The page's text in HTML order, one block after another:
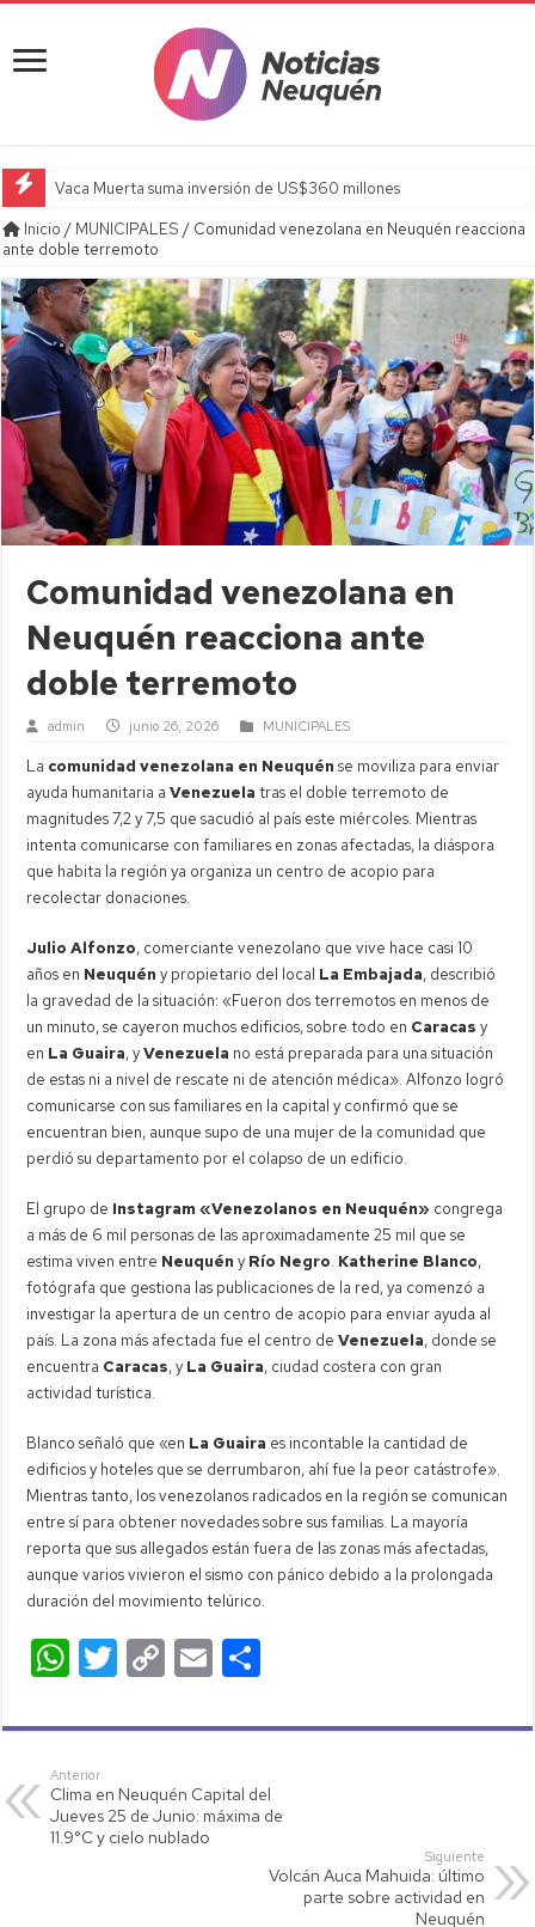
Vaca Muerta suma inversión de US$360 millones
Inicio / MUNICIPALES / Comunidad venezolana en Neuquén reacciona
ante doble terremoto
Comunidad venezolana en
Neuquén reacciona ante
doble terremoto
admin junio 26, 2026 MUNICIPALES
La comunidad venezolana en Neuquén se moviliza para enviar
ayuda humanitaria aVenezuela tras el doble terremoto de
magnitudes 7,2 y 7,5 que sacudió al país este miércoles. Mientras
intenta comunicarse con familiares en zonas afectadas, la diáspora
que habita la región ya organiza un centro de acopio para
recolectar donaciones.
Julio Alfonzo, comerciante venezolano que vive hace casi 10
años en Neuquén y propietario del local La Embajada, describió
la gravedad de la situación: «Fueron dos terremotos en menos de
un minuto, se cayeron muchos edificios, sobre todo en Caracas y
en La Guaira, yVenezuela no está preparada para una situación
de estas ni a nivel de rescate ni de atención médica». Alfonzo logró
comunicarse con sus familiares en la capital y confirmó que se
encuentran bien, aunque supo de una mujer de la comunidad que
perdió su departamento por el colapso de un edificio.
El grupo de Instagram «Venezolanos en Neuquén» congrega
a más de 6 mil personas de las aproximadamente 25 mil que se
estima viven entre Neuquén y Río Negro. Katherine Blanco,
fotógrafa que gestiona las publicaciones de la red, ya comenzó a
investigar la apertura de un centro de acopio para enviar ayuda al
país. La zona más afectada fue el centro deVenezuela, donde se
encuentra Caracas, y La Guaira, ciudad costera con gran
actividad turística.
Blanco señaló que «en La Guaira es incontable la cantidad de
edificios y hoteles que se derrumbaron, ahí fue la peor catástrofe».
Mientras tanto, los venezolanos radicados en la región se comunican
entre sí para obtener novedades sobre sus familias. La mayoría
reporta que sus allegados están fuera de las zonas más afectadas,
aunque varios vivieron el sismo con pánico debido a la prolongada
duración del movimiento telúrico.
W
at
s
A
p
T
tt
C
p
Li
nk
E
ail m
ar
Anterior
Clima en Neuquén Capital del
Jueves 25 de Junio: máxima de
11.9°C y cielo nublado
Siguiente
Volcán Auca Mahuida: último
parte sobre actividad en
Neuquén